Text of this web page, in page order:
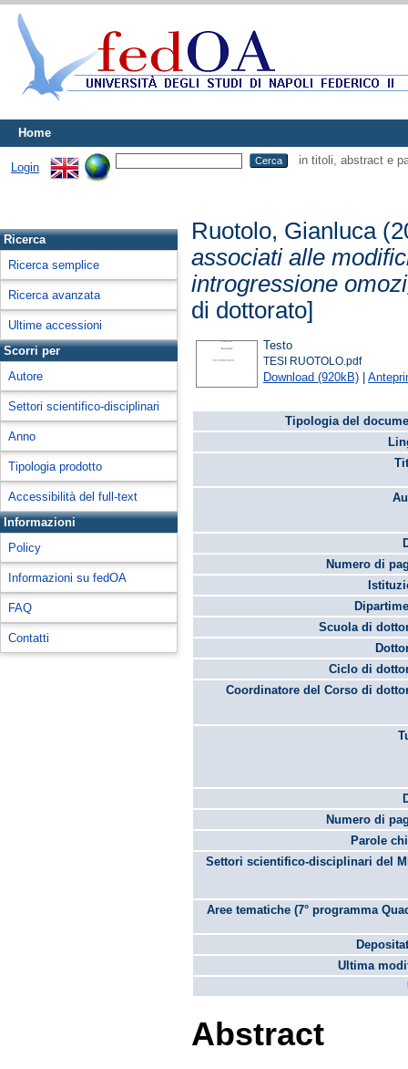
Home
Login
in titoli, abstract e
Ricerca
Ricerca semplice
Ricerca avanzata
Ultime accessioni
Scorri per
Autore
Settori scientifico-disciplinari
Anno
Tipologia prodotto
Accessibilità del full-text
Informazioni
Policy
Informazioni su fedOA
FAQ
Contatti
Ruotolo, Gianluca
associati alle
introgressione
di dottorato]
Testo
TESI RUOTOLO.pdf
Download (920kB) |
Tipologia del
Numero di
Scuola di
Ciclo di
Coordinatore del Corso di
Numero di
Parole
Settori scientifico-disciplinari del
Aree tematiche (7° programma
Ultima
Abstract